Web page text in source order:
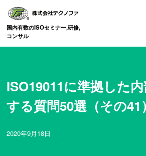
国内有数のISOセミナー,研修,
コンサル
ISO19011に準拠した
する質問50選（その41）
2020年9月18日